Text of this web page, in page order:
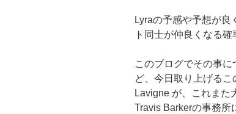
Lyraの予感や予想が
ト同士が仲良くなる確
このブログでその事
ど、今日取り上げる
Lavigne が、これまた
Travis Barkerの事務所